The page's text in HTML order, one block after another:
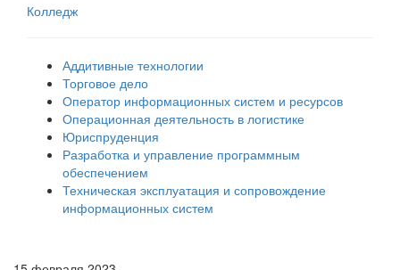
Колледж
Аддитивные технологии
Торговое дело
Оператор информационных систем и ресурсов
Операционная деятельность в логистике
Юриспруденция
Разработка и управление программным
обеспечением
Техническая эксплуатация и сопровождение
информационных систем